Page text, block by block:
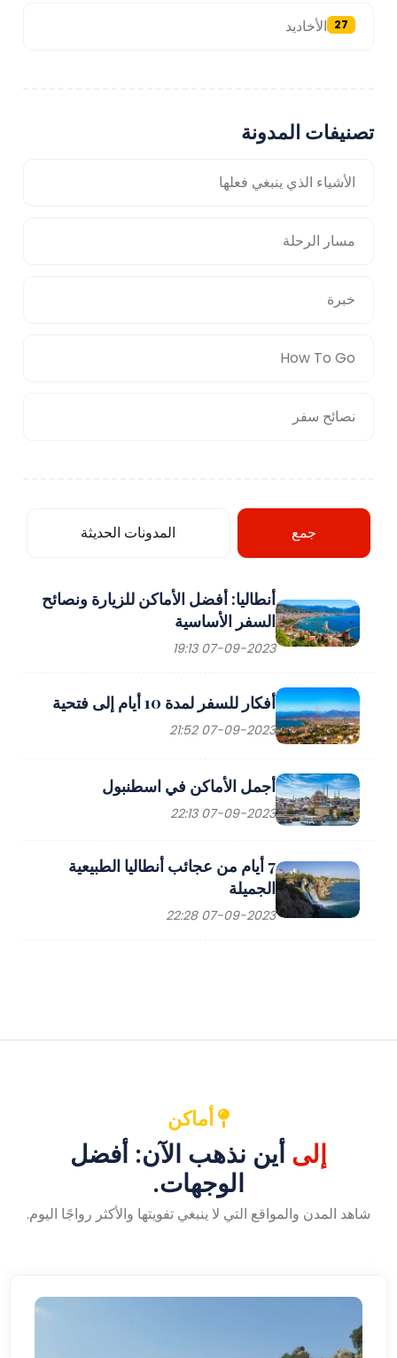
الأخاديد 27
تصنيفات المدونة
الأشياء الذي ينبغي فعلها
مسار الرحلة
خبرة
How To Go
نصائح سفر
جمع المدونات الحديثة
أنطاليا: أفضل الأماكن للزيارة ونصائح
السفر الأساسية
07-09-2023 19:13
أفكار للسفر لمدة 10 أيام إلى فتحية
07-09-2023 21:52
أجمل الأماكن في اسطنبول
07-09-2023 22:13
7 أيام من عجائب أنطاليا الطبيعية
الجميلة
07-09-2023 22:28
أماكن
إلى أين نذهب الآن: أفضل
الوجهات.
شاهد المدن والمواقع التي لا ينبغي تفويتها والأكثر رواجًا اليوم.